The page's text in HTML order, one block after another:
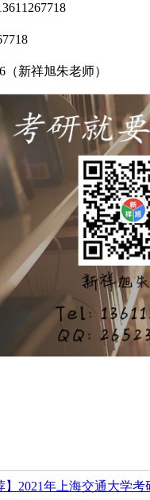
（新祥旭朱老师）
】2021年上海交通大学考